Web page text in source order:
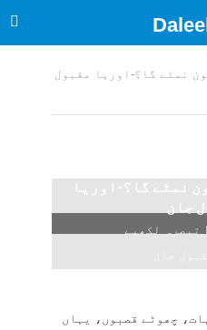
نمٹے گا؟-اوریا مقبول
نمٹے گا؟-اوریا
جان
تبصرہ لکھیے
چھوٹے قصبوں، یہاں